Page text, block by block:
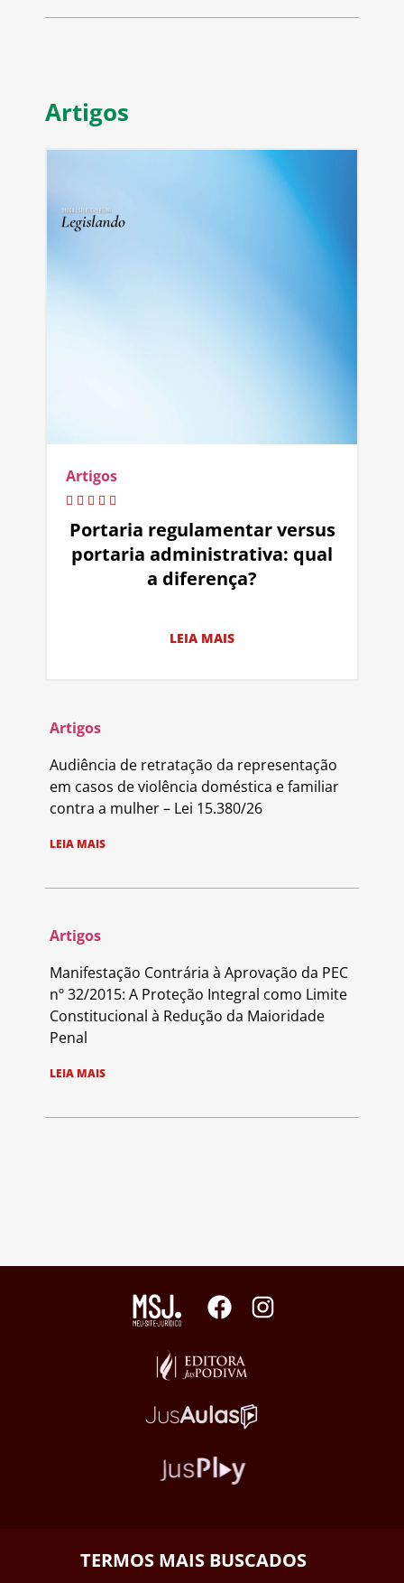
Artigos
Artigos
Portaria regulamentar versus
portaria administrativa: qual
a diferença?
LEIA MAIS
Artigos
Audiência de retratação da representação
em casos de violência doméstica e familiar
contra a mulher – Lei 15.380/26
LEIA MAIS
Artigos
Manifestação Contrária à Aprovação da PEC
nº 32/2015: A Proteção Integral como Limite
Constitucional à Redução da Maioridade
Penal
LEIA MAIS
TERMOS MAIS BUSCADOS